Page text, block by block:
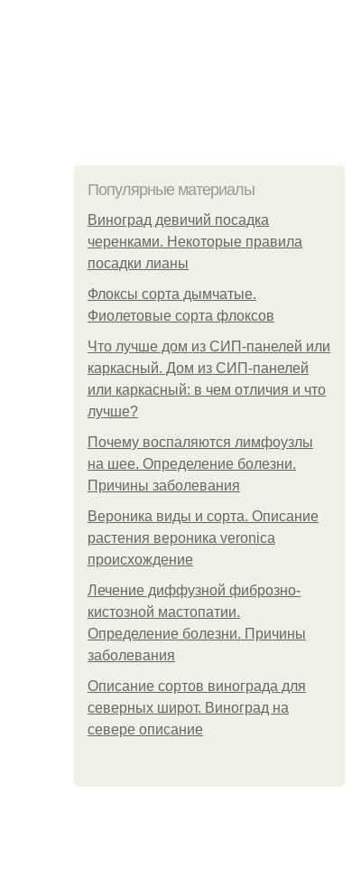
Популярные материалы
Виноград девичий посадка
черенками. Некоторые правила
посадки лианы
Флоксы сорта дымчатые.
Фиолетовые сорта флоксов
Что лучше дом из СИП-панелей или
каркасный. Дом из СИП-панелей
или каркасный: в чем отличия и что
лучше?
Почему воспаляются лимфоузлы
на шее. Определение болезни.
Причины заболевания
Вероника виды и сорта. Описание
растения вероника veronica
происхождение
Лечение диффузной фиброзно-
кистозной мастопатии.
Определение болезни. Причины
заболевания
Описание сортов винограда для
северных широт. Виноград на
севере описание